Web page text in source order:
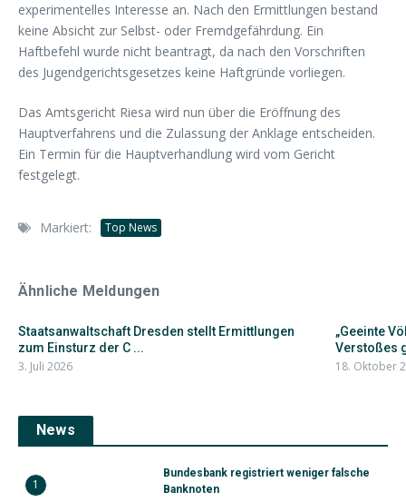
experimentelles Interesse an. Nach den Ermittlungen bestand
keine Absicht zur Selbst- oder Fremdgefährdung. Ein
Haftbefehl wurde nicht beantragt, da nach den Vorschriften
des Jugendgerichtsgesetzes keine Haftgründe vorliegen.
Das Amtsgericht Riesa wird nun über die Eröffnung des
Hauptverfahrens und die Zulassung der Anklage entscheiden.
Ein Termin für die Hauptverhandlung wird vom Gericht
festgelegt.
Markiert: Top News
Ähnliche Meldungen
Staatsanwaltschaft Dresden stellt Ermittlungen
zum Einsturz der C ...
3. Juli 2026
„Geeinte
Verstoßes
18. Oktober
News
1
Bundesbank registriert weniger falsche
Banknoten